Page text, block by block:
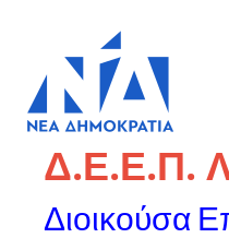
Δ.Ε.Ε.Π.
Διοικούσα